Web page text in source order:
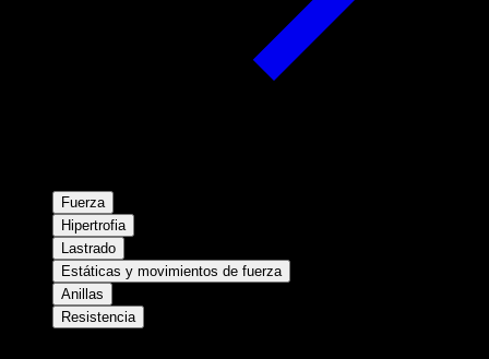
Fuerza
Hipertrofia
Lastrado
Estáticas y movimientos de fuerza
Anillas
Resistencia